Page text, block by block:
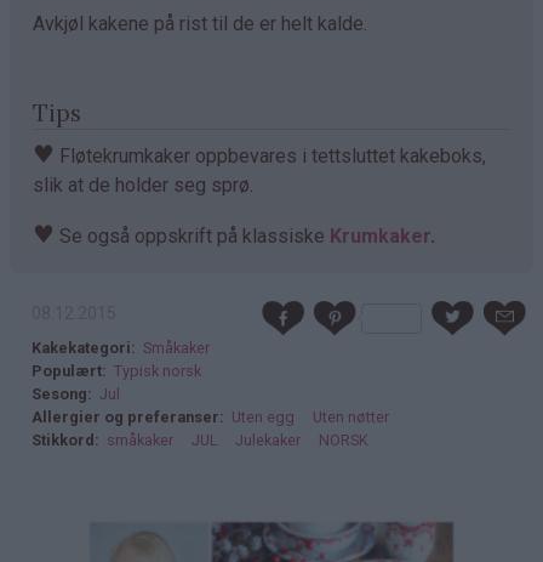
Avkjøl kakene på rist til de er helt kalde.
Tips
♥ Fløtekrumkaker oppbevares i tettsluttet kakeboks,
slik at de holder seg sprø.
♥ Se også oppskrift på klassiske Krumkaker.
Kakekategori
Småkaker
Populært
Typisk norsk
Sesong
Jul
Allergier og preferanser
Uten egg
Uten nøtter
Stikkord
småkaker JUL Julekaker NORSK